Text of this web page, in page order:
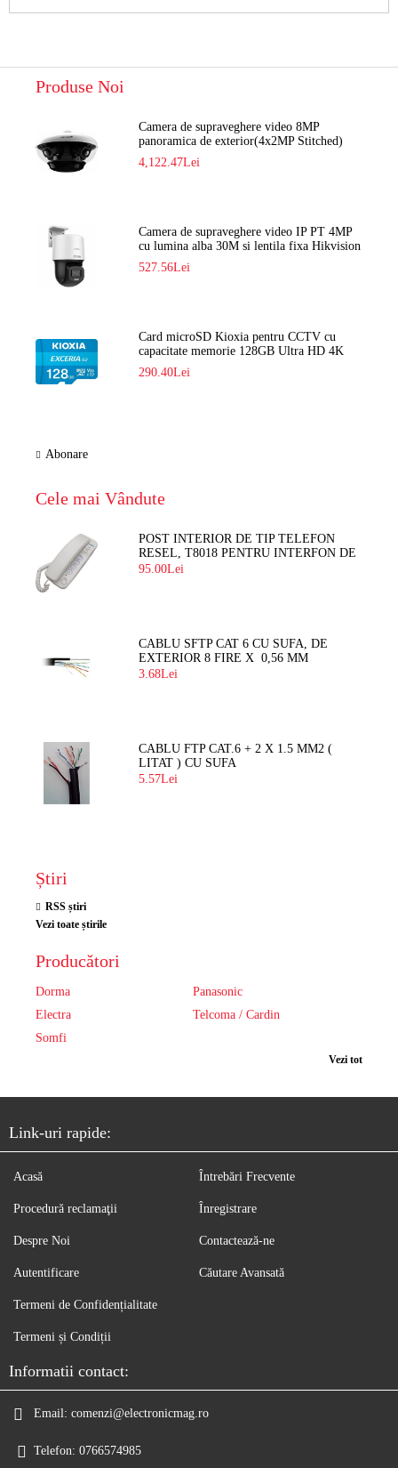
Produse Noi
Camera de supraveghere video 8MP
panoramica de exterior(4x2MP Stitched)
Navaio NGC-7482PR
4,122.47Lei
Camera de supraveghere video IP PT 4MP
cu lumina alba 30M si lentila fixa Hikvision
DS-2DE2C400SCG-E F1
527.56Lei
Card microSD Kioxia pentru CCTV cu
capacitate memorie 128GB Ultra HD 4K
LMEX2L128GG2
290.40Lei
Abonare
Cele mai Vândute
POST INTERIOR DE TIP TELEFON
RESEL, T8018 PENTRU INTERFON DE
BLOC
95.00Lei
CABLU SFTP CAT 6 CU SUFA, DE
EXTERIOR 8 FIRE X 0,56 MM
3.68Lei
CABLU FTP CAT.6 + 2 X 1.5 MM2 (
LITAT ) CU SUFA
5.57Lei
Știri
RSS știri
Vezi toate știrile
Producători
Dorma
Panasonic
Electra
Telcoma / Cardin
Somfi
Vezi tot
Link-uri rapide:
Acasă
Procedură reclamaţii
Despre Noi
Autentificare
Întrebări Frecvente
Înregistrare
Contactează-ne
Căutare Avansată
Termeni de Confidențialitate
Termeni și Condiții
Informatii contact:
Email: comenzi@electronicmag.ro
Telefon: 0766574985